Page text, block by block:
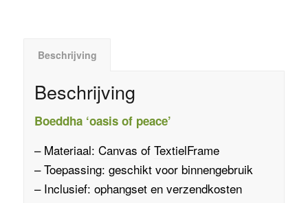
Beschrijving
Beschrijving
Boeddha ‘oasis of peace’
– Materiaal: Canvas of TextielFrame
– Toepassing: geschikt voor binnengebruik
– Inclusief: ophangset en verzendkosten